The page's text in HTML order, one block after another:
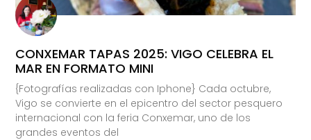
CONXEMAR TAPAS 2025: VIGO CELEBRA EL
MAR EN FORMATO MINI
{Fotografías realizadas con Iphone} Cada octubre,
Vigo se convierte en el epicentro del sector pesquero
internacional con la feria Conxemar, uno de los
grandes eventos del